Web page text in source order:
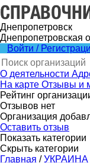
Днепропетровск
Днепропетровская
Войти /
О деятельности
На карте Отзывы и
Рейтинг
Отзывов нет
Организация
Оставить отзыв
Показать категории
Скрыть категории
Главная / УКРАИНА